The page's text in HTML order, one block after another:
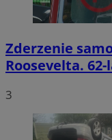
Zderzenie
Roosevelta.
3